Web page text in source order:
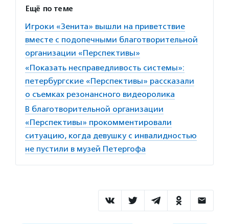
Ещё по теме
Игроки «Зенита» вышли на приветствие
вместе с подопечными благотворительной
организации «Перспективы»
«Показать несправедливость системы»:
петербургские «Перспективы» рассказали
о съемках резонансного видеоролика
В благотворительной организации
«Перспективы» прокомментировали
ситуацию, когда девушку с инвалидностью
не пустили в музей Петергофа